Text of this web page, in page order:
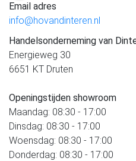
Email adres
info@hovandinteren.nl
Handelsonderneming van
Energieweg 30
6651 KT Druten
Openingstijden showroom
Maandag: 08:30 - 17:00
Dinsdag: 08:30 - 17:00
Woensdag: 08:30 - 17:00
Donderdag: 08:30 - 17:00